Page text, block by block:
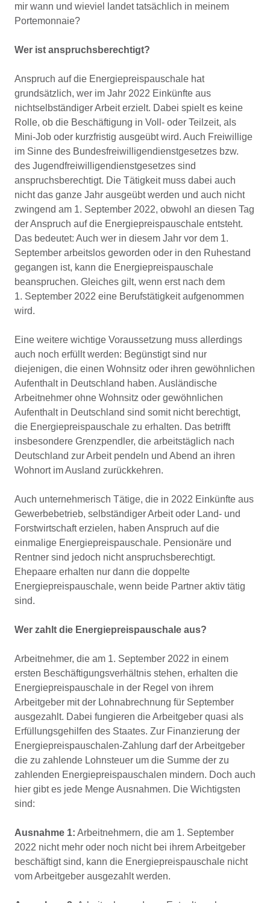
mir wann und wieviel landet tatsächlich in meinem
Portemonnaie?
Wer ist anspruchsberechtigt?
Anspruch auf die Energiepreispauschale hat
grundsätzlich, wer im Jahr 2022 Einkünfte aus
nichtselbständiger Arbeit erzielt. Dabei spielt es keine
Rolle, ob die Beschäftigung in Voll- oder Teilzeit, als
Mini-Job oder kurzfristig ausgeübt wird. Auch Freiwillige
im Sinne des Bundesfreiwilligendienstgesetzes bzw.
des Jugendfreiwilligendienstgesetzes sind
anspruchsberechtigt. Die Tätigkeit muss dabei auch
nicht das ganze Jahr ausgeübt werden und auch nicht
zwingend am 1. September 2022, obwohl an diesen Tag
der Anspruch auf die Energiepreispauschale entsteht.
Das bedeutet: Auch wer in diesem Jahr vor dem 1.
September arbeitslos geworden oder in den Ruhestand
gegangen ist, kann die Energiepreispauschale
beanspruchen. Gleiches gilt, wenn erst nach dem
1. September 2022 eine Berufstätigkeit aufgenommen
wird.
Eine weitere wichtige Voraussetzung muss allerdings
auch noch erfüllt werden: Begünstigt sind nur
diejenigen, die einen Wohnsitz oder ihren gewöhnlichen
Aufenthalt in Deutschland haben. Ausländische
Arbeitnehmer ohne Wohnsitz oder gewöhnlichen
Aufenthalt in Deutschland sind somit nicht berechtigt,
die Energiepreispauschale zu erhalten. Das betrifft
insbesondere Grenzpendler, die arbeitstäglich nach
Deutschland zur Arbeit pendeln und Abend an ihren
Wohnort im Ausland zurückkehren.
Auch unternehmerisch Tätige, die in 2022 Einkünfte aus
Gewerbebetrieb, selbständiger Arbeit oder Land- und
Forstwirtschaft erzielen, haben Anspruch auf die
einmalige Energiepreispauschale. Pensionäre und
Rentner sind jedoch nicht anspruchsberechtigt.
Ehepaare erhalten nur dann die doppelte
Energiepreispauschale, wenn beide Partner aktiv tätig
sind.
Wer zahlt die Energiepreispauschale aus?
Arbeitnehmer, die am 1. September 2022 in einem
ersten Beschäftigungsverhältnis stehen, erhalten die
Energiepreispauschale in der Regel von ihrem
Arbeitgeber mit der Lohnabrechnung für September
ausgezahlt. Dabei fungieren die Arbeitgeber quasi als
Erfüllungsgehilfen des Staates. Zur Finanzierung der
Energiepreispauschalen-Zahlung darf der Arbeitgeber
die zu zahlende Lohnsteuer um die Summe der zu
zahlenden Energiepreispauschalen mindern. Doch auch
hier gibt es jede Menge Ausnahmen. Die Wichtigsten
sind:
Ausnahme 1: Arbeitnehmern, die am 1. September
2022 nicht mehr oder noch nicht bei ihrem Arbeitgeber
beschäftigt sind, kann die Energiepreispauschale nicht
vom Arbeitgeber ausgezahlt werden.